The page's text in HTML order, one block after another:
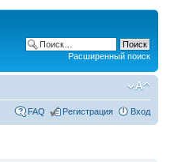
Расширенный поиск
FAQ Регистрация Вход